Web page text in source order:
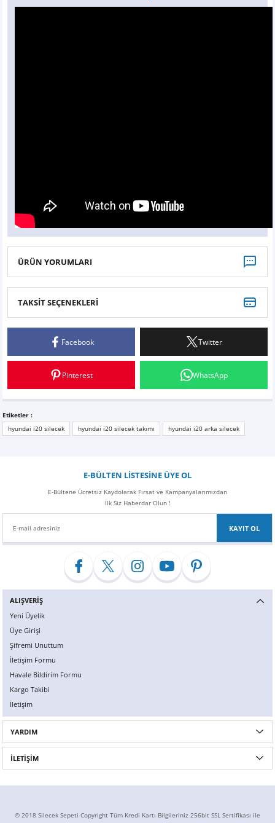
ÜRÜN YORUMLARI
Teşekkürler
Ürünü teslim aldım güzel paketlenmiş ve sağlam geldi orijinal ürün kaliteli hizmet
Yesekürler
Ürünü teslim aldım güzel paketlenmiş ve ürün gercekten cok kaliteli yolanmiş cok
Teşekkür
kalite harıka ve hediye için teşekkür ederim.
TAKSİT SEÇENEKLERİ
Facebook Twitter
Pinterest WhatsApp
Etiketler :
hyundai i20 silecek
hyundai i20 silecek takımı hyundai i20 arka silecek
ALIŞVERİŞ
Yeni Üyelik
Üye Girişi
Şifremi Unuttum
İletişim Formu
Havale Bildirim Formu
Kargo Takibi
İletişim
YARDIM
İLETİŞİM
E-BÜLTEN LİSTESİNE ÜYE OL
E-Bültene Ücretsiz Kaydolarak Fırsat ve Kampanyalarımızdan
İlk Siz Haberdar Olun !
KAYIT OL
© 2018 Silecek Sepeti Copyright Tüm Kredi Kartı Bilgileriniz 256bit SSL Sertifikası ile